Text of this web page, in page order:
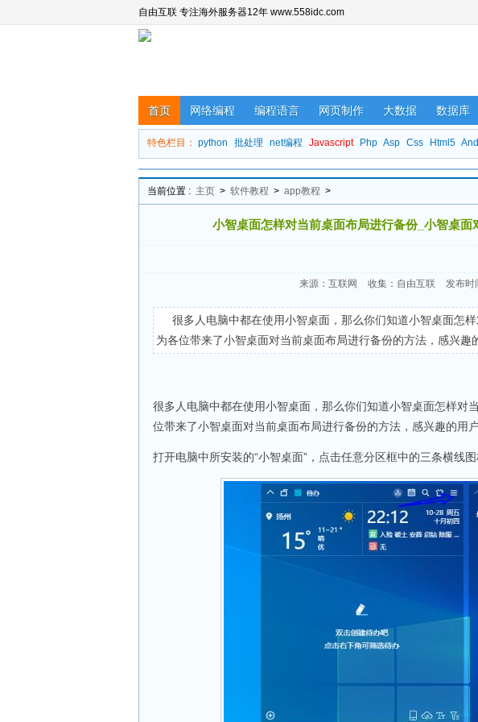
自由互联 专注海外服务器12年 www.558idc.com
首页 网络编程 编程语言 网页制作 大数据 数据库
特色栏目： python 批处理 net编程 Javascript Php Asp Css Html5
当前位置 : 主页 > 软件教程 > app教程 >
小智桌面怎样对当前桌面布局进行备份_小智桌
来源：互联网 收集：自由互联 发布时
很多人电脑中都在使用小智桌面，那么你们知道小智桌面怎
为各位带来了小智桌面对当前桌面布局进行备份的方法，感兴趣
很多人电脑中都在使用小智桌面，那么你们知道小智桌面怎样对
位带来了小智桌面对当前桌面布局进行备份的方法，感兴趣的用
打开电脑中所安装的“小智桌面”，点击任意分区框中的三条横线图